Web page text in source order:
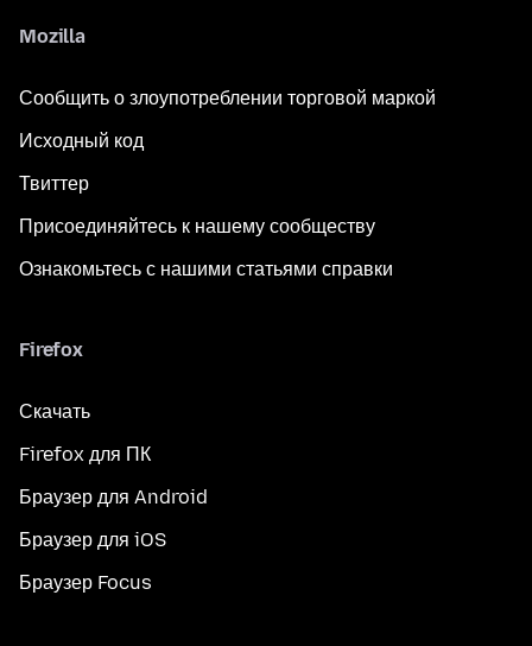
Mozilla
Сообщить о злоупотреблении торговой маркой
Исходный код
Твиттер
Присоединяйтесь к нашему сообществу
Ознакомьтесь с нашими статьями справки
Firefox
Скачать
Firefox для ПК
Браузер для Android
Браузер для iOS
Браузер Focus